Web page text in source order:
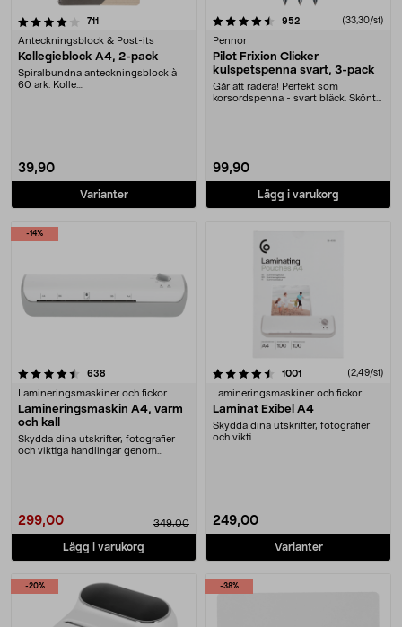
711
Anteckningsblock & Post-its
Kollegieblock A4, 2-pack
Spiralbundna anteckningsblock à
60 ark. Kolle....
39,90
Varianter
4.5 av 5 stjärnor 952recensioner(33,30/st)
Pennor
Pilot Frixion Clicker
kulspetspenna svart, 3-pack
Går att radera! Perfekt som
korsordspenna - svart bläck. Skönt
99,90
Lägg i varukorg
-14%
638
Lamineringsmaskiner och fickor
Lamineringsmaskin A4, varm
och kall
Skydda dina utskrifter, fotografier
och viktiga handlingar genom
299,00 349,00
Lägg i varukorg
4.5 av 5 stjärnor 1001 recensioner(2,49/st)
Lamineringsmaskiner och fickor
Laminat Exibel A4
Skydda dina utskrifter, fotografier
och vikti....
249,00
Varianter
-20% -38%